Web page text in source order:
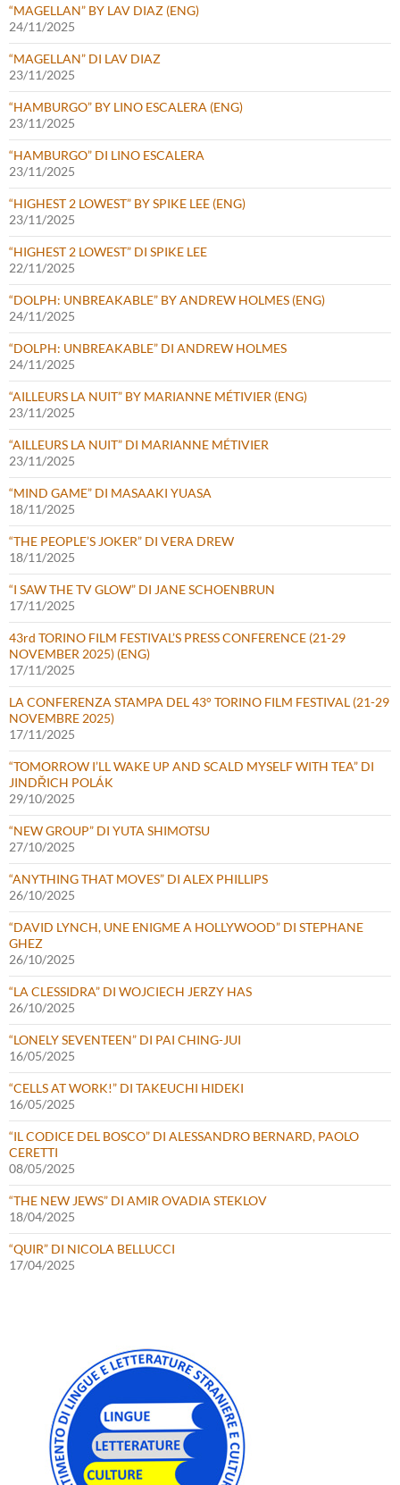
“MAGELLAN” BY LAV DIAZ (ENG)
24/11/2025
“MAGELLAN” DI LAV DIAZ
23/11/2025
“HAMBURGO” BY LINO ESCALERA (ENG)
23/11/2025
“HAMBURGO” DI LINO ESCALERA
23/11/2025
“HIGHEST 2 LOWEST” BY SPIKE LEE (ENG)
23/11/2025
“HIGHEST 2 LOWEST” DI SPIKE LEE
22/11/2025
“DOLPH: UNBREAKABLE” BY ANDREW HOLMES (ENG)
24/11/2025
“DOLPH: UNBREAKABLE” DI ANDREW HOLMES
24/11/2025
“AILLEURS LA NUIT” BY MARIANNE MÉTIVIER (ENG)
23/11/2025
“AILLEURS LA NUIT” DI MARIANNE MÉTIVIER
23/11/2025
“MIND GAME” DI MASAAKI YUASA
18/11/2025
“THE PEOPLE’S JOKER” DI VERA DREW
18/11/2025
“I SAW THE TV GLOW” DI JANE SCHOENBRUN
17/11/2025
43rd TORINO FILM FESTIVAL’S PRESS CONFERENCE (21-29
NOVEMBER 2025) (ENG)
17/11/2025
LA CONFERENZA STAMPA DEL 43° TORINO FILM FESTIVAL (21-29
NOVEMBRE 2025)
17/11/2025
“TOMORROW I’LL WAKE UP AND SCALD MYSELF WITH TEA” DI
JINDŘICH POLÁK
29/10/2025
“NEW GROUP” DI YUTA SHIMOTSU
27/10/2025
“ANYTHING THAT MOVES” DI ALEX PHILLIPS
26/10/2025
“DAVID LYNCH, UNE ENIGME A HOLLYWOOD” DI STEPHANE
GHEZ
26/10/2025
“LA CLESSIDRA” DI WOJCIECH JERZY HAS
26/10/2025
“LONELY SEVENTEEN” DI PAI CHING-JUI
16/05/2025
“CELLS AT WORK!” DI TAKEUCHI HIDEKI
16/05/2025
“IL CODICE DEL BOSCO” DI ALESSANDRO BERNARD, PAOLO
CERETTI
08/05/2025
“THE NEW JEWS” DI AMIR OVADIA STEKLOV
18/04/2025
“QUIR” DI NICOLA BELLUCCI
17/04/2025